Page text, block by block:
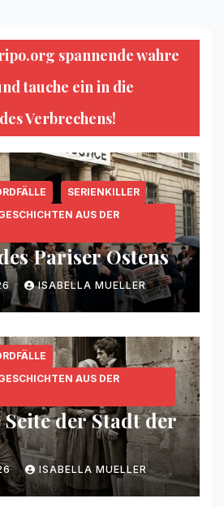
spannende wahre
tauche ein in die
Verbrechens!
SERIENKILLER
AUS DER
Pariser Ostens
ISABELLA MUELLER
AUS DER
der Stadt der
ISABELLA MUELLER